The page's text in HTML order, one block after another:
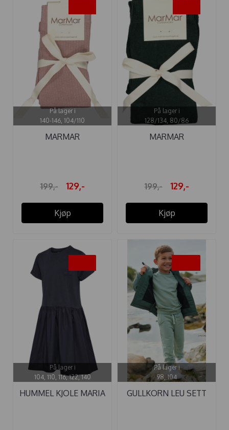
På lager i
140-146, 104/110
MARMAR
199,- 129,-
Kjøp
På lager i
128/134, 80/86
MARMAR
199,- 129,-
Kjøp
På lager i
104, 110, 116, 122, 140
HUMMEL KJOLE MARIA
På lager i
98, 104
GULLKORN LEU SETT